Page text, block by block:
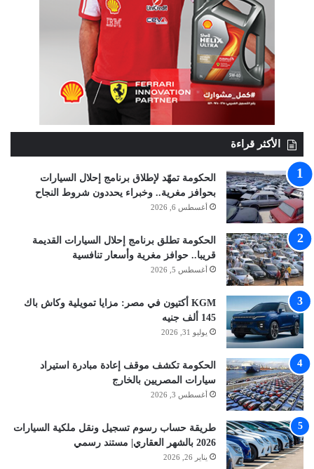
الأكثر قراءة
الحكومة تمهّد لإطلاق برنامج إحلال السيارات
بحوافز مغرية.. وخبراء يحددون شروط النجاح
أغسطس 6, 2026
الحكومة تطلق برنامج إحلال السيارات القديمة
قريبا.. حوافز مغرية وأسعار تنافسية
أغسطس 5, 2026
KGM أكتيون في مصر: مزايا تمويلية وكاش باك
145 ألف جنيه
يوليو 31, 2026
الحكومة تكشف موقف إعادة مبادرة استيراد
سيارات المصريين بالخارج
أغسطس 3, 2026
طريقة حساب رسوم تسجيل ونقل ملكية السيارات
2026 بالشهر العقاري| مستند رسمي
يناير 26, 2026